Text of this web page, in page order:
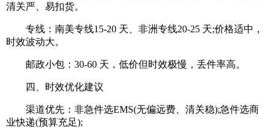
清关严、易扣货。
专线：南美专线15-20 天、非洲专线20-25 天;价格适中，
时效波动大。
邮政小包：30-60 天，低价但时效极慢，丢件率高。
四、时效优化建议
渠道优先：非急件选EMS(无偏远费、清关稳);急件选商
业快递(预算充足);